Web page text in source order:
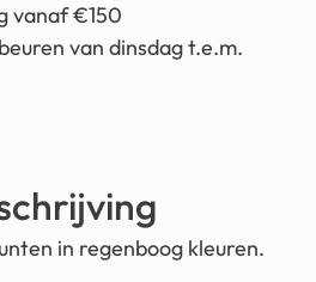
vanaf €150
van dinsdag t.e.m.
in regenboog kleuren.